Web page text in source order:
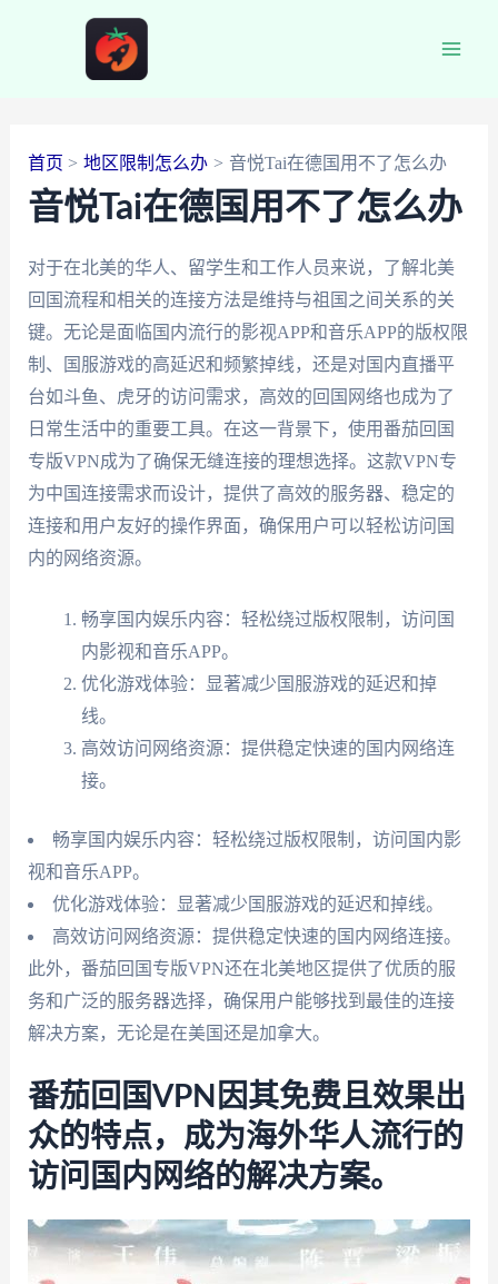
首页 地区限制怎么办 音悦Tai在德国用不了怎么办
音悦Tai在德国用不了怎么办
对于在北美的华人、留学生和工作人员来说，了解北美
回国流程和相关的连接方法是维持与祖国之间关系的关
键。无论是面临国内流行的影视APP和音乐APP的版权限
制、国服游戏的高延迟和频繁掉线，还是对国内直播平
台如斗鱼、虎牙的访问需求，高效的回国网络也成为了
日常生活中的重要工具。在这一背景下，使用番茄回国
专版VPN成为了确保无缝连接的理想选择。这款VPN专
为中国连接需求而设计，提供了高效的服务器、稳定的
连接和用户友好的操作界面，确保用户可以轻松访问国
内的网络资源。
畅享国内娱乐内容：轻松绕过版权限制，访问国
内影视和音乐APP。
优化游戏体验：显著减少国服游戏的延迟和掉
线。
高效访问网络资源：提供稳定快速的国内网络连
接。
畅享国内娱乐内容：轻松绕过版权限制，访问国内影
视和音乐APP。
优化游戏体验：显著减少国服游戏的延迟和掉线。
高效访问网络资源：提供稳定快速的国内网络连接。
此外，番茄回国专版VPN还在北美地区提供了优质的服
务和广泛的服务器选择，确保用户能够找到最佳的连接
解决方案，无论是在美国还是加拿大。
番茄回国VPN因其免费且效果出
众的特点，成为海外华人流行的
访问国内网络的解决方案。